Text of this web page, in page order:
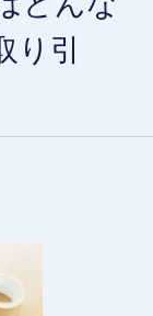
り引